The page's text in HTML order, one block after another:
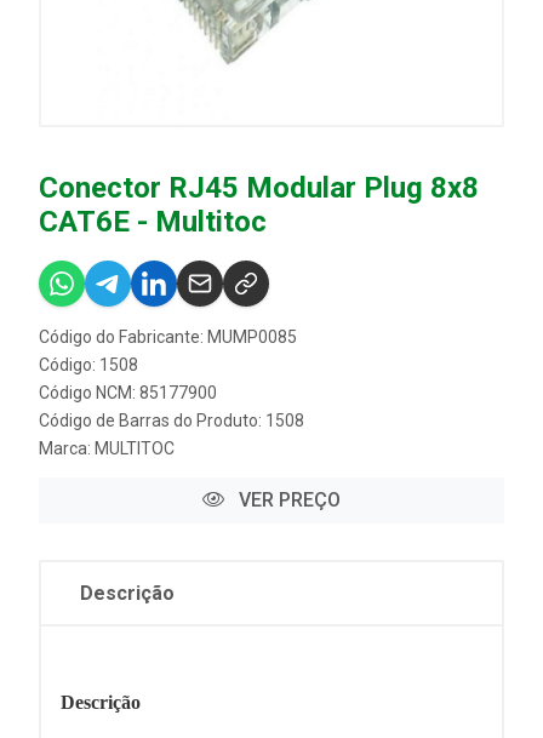
Conector RJ45 Modular Plug 8x8
CAT6E - Multitoc
Código do Fabricante: MUMP0085
Código: 1508
Código NCM: 85177900
Código de Barras do Produto: 1508
Marca: MULTITOC
VER PREÇO
Descrição
Descrição